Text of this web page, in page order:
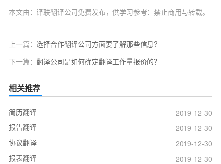
本文由：译联翻译公司免费发布，供学习参考：禁止商用与转载。
上一篇： 选择合作翻译公司方面要了解那些信息?
下一篇： 翻译公司是如何确定翻译工作量报价的？
相关推荐
简历翻译
2019-12-30
报告翻译
2019-12-30
协议翻译
2019-12-30
报表翻译
2019-12-30